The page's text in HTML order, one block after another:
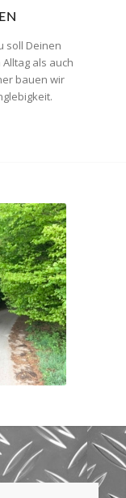
soll Deinen
als auch
bauen wir